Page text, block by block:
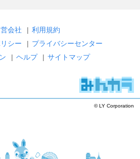
会社 | 利用規約
シー
| プライバシーセンター
| ヘルプ | サイトマップ
© LY Corporation